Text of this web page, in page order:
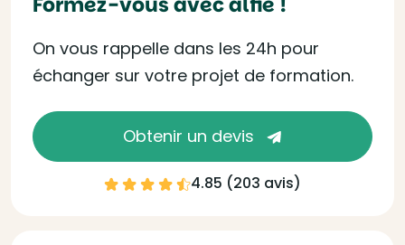
On vous rappelle dans les 24h pour
échanger sur votre projet de formation.
Obtenir un devis
4.85 (203 avis)